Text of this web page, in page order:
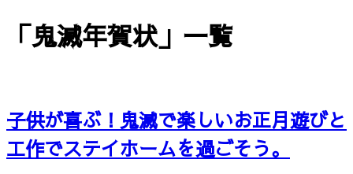
「鬼滅年賀状」 一覧
子供が喜ぶ！鬼滅で楽しいお正月遊びと
工作でステイホームを過ごそう。